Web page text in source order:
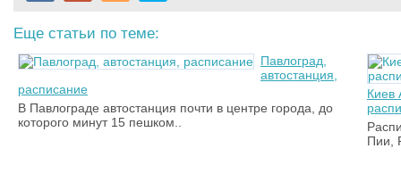
Еще статьи по теме:
Павлоград,
автостанция,
расписание
В Павлограде автостанция почти в центре города, до
которого минут 15 пешком..
Киев
Пии,